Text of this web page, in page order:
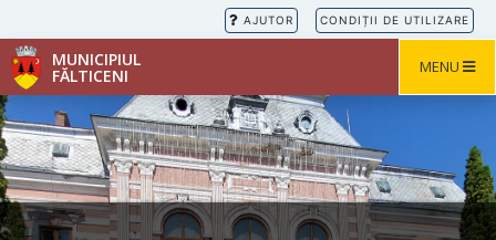
AJUTOR CONDIȚII DE UTILIZARE
MUNICIPIUL
FĂLTICENI TOGGLE
MENU